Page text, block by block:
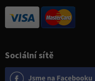
Sociální sítě